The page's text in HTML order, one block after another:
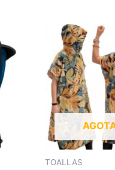
producto
tiene
múltiples
variantes.
opciones
TOALLAS